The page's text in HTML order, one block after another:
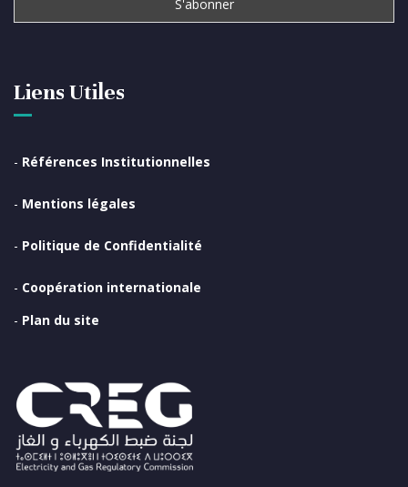
Liens Utiles
- Références Institutionnelles
- Mentions légales
- Politique de Confidentialité
- Coopération internationale
- Plan du site